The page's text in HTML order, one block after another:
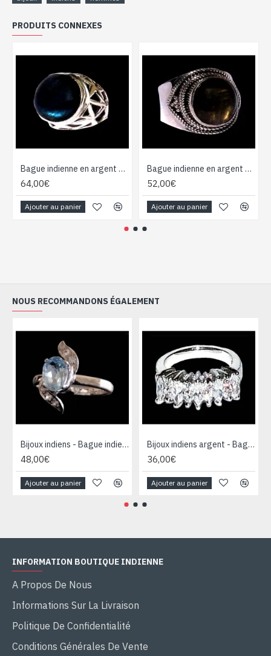
PRODUITS CONNEXES
Bague indienne en argent et Labradorite - Bijoux indiens
64,00€
Ajouter au panier
Bague indienne en argent et Labradorite - Bijoux indiens
52,00€
Ajouter au panier
NOUS RECOMMANDONS ÉGALEMENT
Bijoux indiens - Bague indienne rhodiée Topaze
48,00€
Ajouter au panier
Bijoux indiens argent - Bague indienne oxyde de Zirconium
36,00€
Ajouter au panier
INFORMATION BOUTIQUE INDIENNE
A Propos De Nous
Informations Sur La Livraison
Politique De Confidentialité
Conditions Générales De Vente